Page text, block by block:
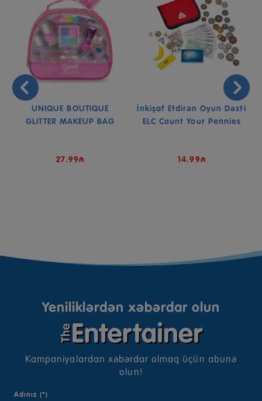
UNIQUE BOUTIQUE
GLITTER MAKEUP BAG
27.99₼
İnkişaf Etdirən Oyun Dəsti
ELC Count Your Pennies
14.99₼
Yeniliklərdən xəbərdar olun
Kampaniyalardan xəbərdar olmaq üçün abunə
olun!
Adınız (*)